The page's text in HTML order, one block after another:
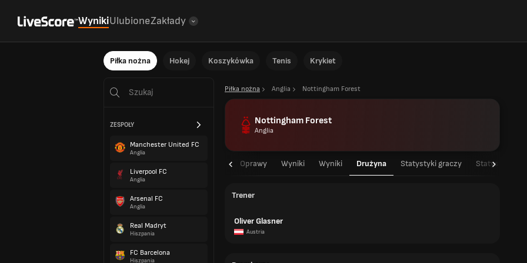
WynikiUlubioneZakłady
Piłka nożna Hokej Koszykówka Tenis Krykiet
ZESPOŁY
Manchester United FC
Anglia
Liverpool FC
Anglia
Arsenal FC
Anglia
Real Madryt
Hiszpania
FC Barcelona
Hiszpania
Piłka nożna Anglia Nottingham Forest
Nottingham Forest
Anglia
Oprawy Wyniki Wyniki Drużyna Statystyki graczy Statystyki
Trener
Oliver Glasner
Austria